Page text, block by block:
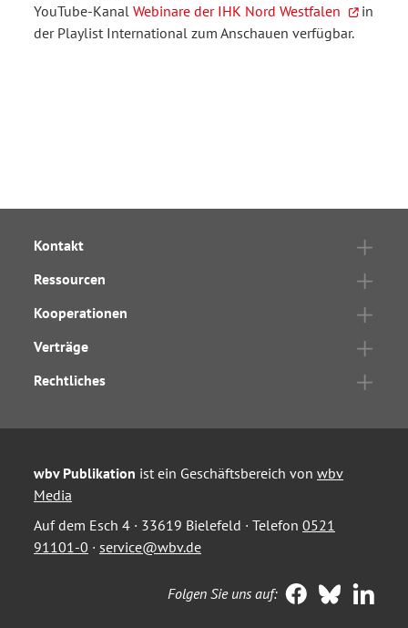
YouTube-Kanal Webinare der IHK Nord Westfalen
in
der Playlist International zum Anschauen verfügbar.
Kontakt
Ressourcen
Kooperationen
Verträge
Rechtliches
wbv Publikation ist ein Geschäftsbereich von wbv
Media
Auf dem Esch 4 · 33619 Bielefeld · Telefon 0521
91101-0 · service@wbv.de
Folgen Sie uns auf: